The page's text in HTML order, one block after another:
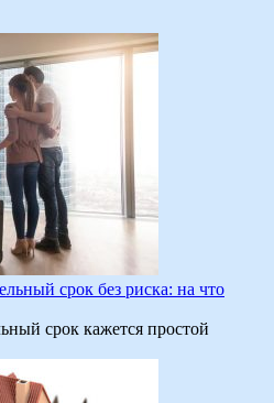
срок без риска: на что
срок кажется простой